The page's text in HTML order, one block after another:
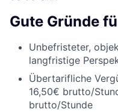
Gute Gründe
Unbefristeter,
langfristige
Übertarifliche
16,50€ brutto/
brutto/Stunde